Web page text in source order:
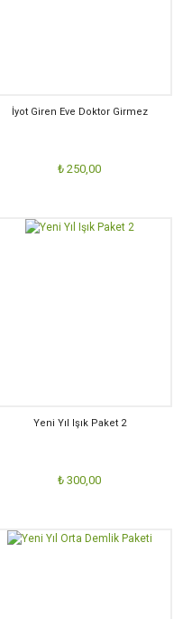
İyot Giren Eve Doktor Girmez
₺ 250,00
Yeni Yıl Işık Paket 2
₺ 300,00